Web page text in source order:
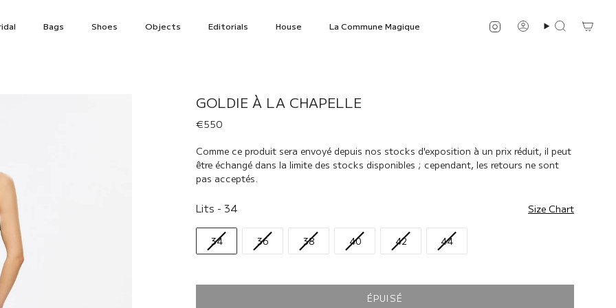
Bags Shoes Objects Editorials House La Commune Magique Instagram
CompteRecherche
GOLDIE À LA CHAPELLE
€550
Comme ce produit sera envoyé depuis nos stocks d'exposition à un prix réduit, il peut
être échangé dans la limite des stocks disponibles ; cependant, les retours ne sont
pas acceptés.
Lits
Lits - 34 Size Chart
34 36 38 40 42 44
ÉPUISÉ